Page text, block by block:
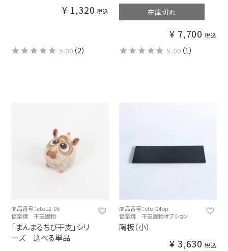
¥ 1,320 税込
5.00 （2）
在庫切れ
¥ 7,700 税込
5.00 （1）
商品番号：eto12-05
信楽焼 干支置物
「まんまるちび干支」シリ
ーズ 選べる単品
商品番号：eto-04op
信楽焼 干支置物オプション
陶板（小）
¥ 3,630 税込